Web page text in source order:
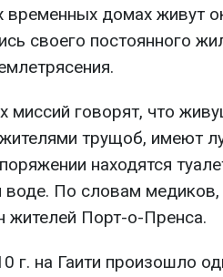
временных домах живут
своего постоянного
миссий говорят, что
трущоб, имеют
находятся
воде. По словам
жителей Порт-о-Пренса.
г. на Гаити произошло